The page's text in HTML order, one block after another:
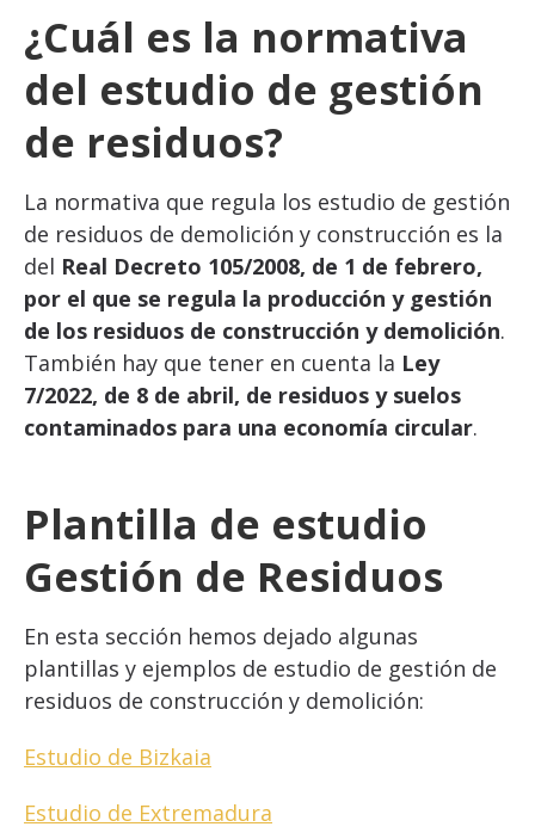
¿Cuál es la normativa
del estudio de gestión
de residuos?
La normativa que regula los estudio de gestión
de residuos de demolición y construcción es la
del Real Decreto 105/2008, de 1 de febrero,
por el que se regula la producción y gestión
de los residuos de construcción y demolición.
También hay que tener en cuenta la Ley
7/2022, de 8 de abril, de residuos y suelos
contaminados para una economía circular.
Plantilla de estudio
Gestión de Residuos
En esta sección hemos dejado algunas
plantillas y ejemplos de estudio de gestión de
residuos de construcción y demolición:
Estudio de Bizkaia
Estudio de Extremadura